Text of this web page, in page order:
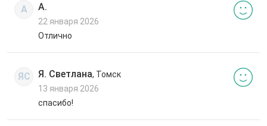
А А.
22 января 2026
Отлично
ЯС Я. Светлана, Томск
13 января 2026
спасибо!